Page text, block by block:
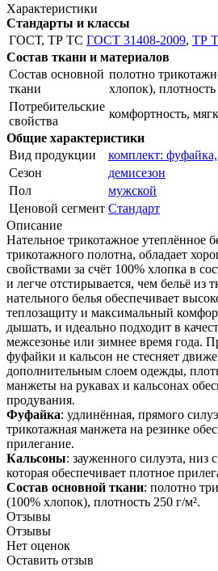
Характеристики
Стандарты и классы
ГОСТ, ТР ТС ГОСТ 31408-2009, ТР
Состав ткани и материалов
Состав основной
ткани
полотно
хлопок), плотность
Потребительские
свойства
комфортность,
Общие характеристики
Вид продукции
комплект:
Сезон
демисезон
Пол
мужской
Ценовой сегмент Стандарт
Описание
Нательное трикотажное утеплённое
трикотажного полотна, обладает
свойствами за счёт 100% хлопка в
и легче отстирывается, чем бельё из
нательного белья обеспечивает
теплозащиту и максимальный
дышать, и идеально подходит в
межсезонье или зимнее время года.
фуфайки и кальсон не стесняет
дополнительным слоем одежды,
манжеты на рукавах и кальсонах
продувания.
Фуфайка: удлинённая, прямого
трикотажная манжета на резинке
прилегание.
Кальсоны: зауженного силуэта, низ
которая обеспечивает плотное
Состав основной ткани: полотно
(100% хлопок), плотность 250 г/м².
Отзывы
Отзывы
Нет оценок
Оставить отзыв